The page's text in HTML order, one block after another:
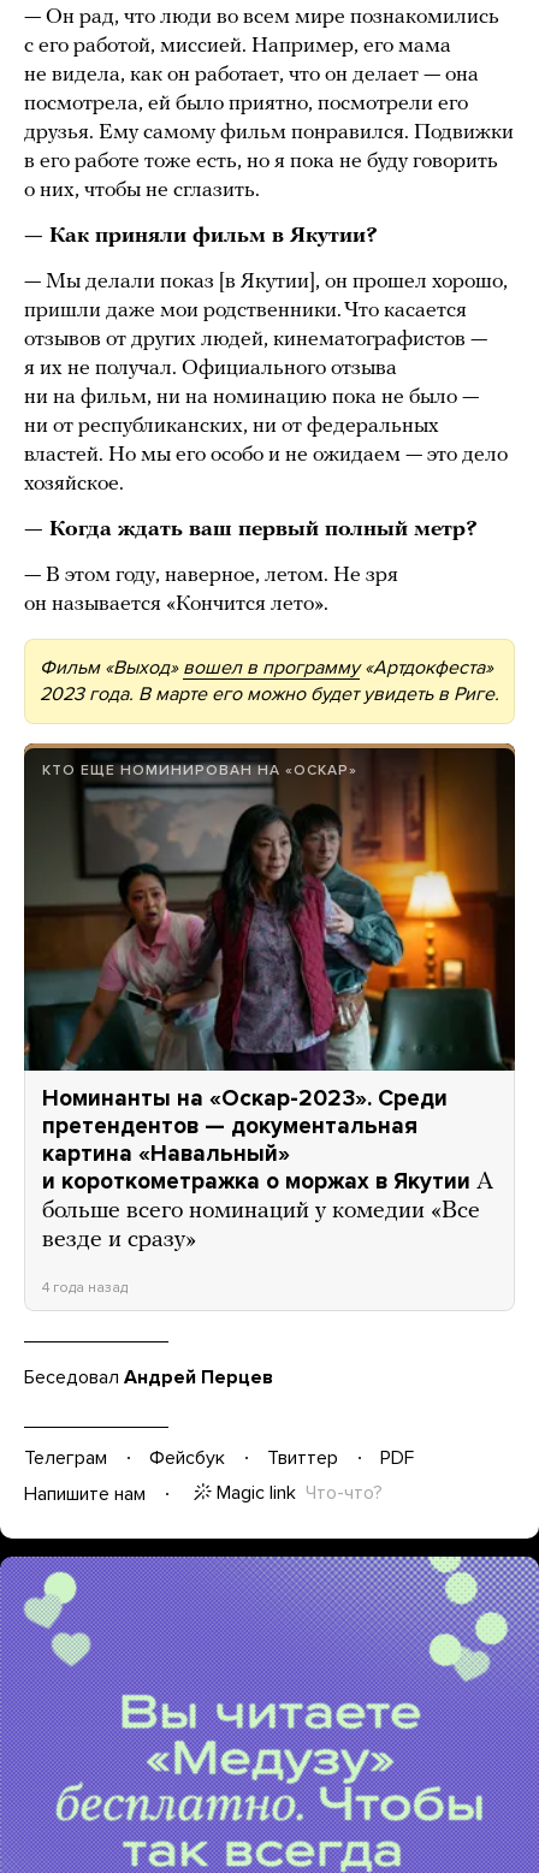
— Он рад, что люди во всем мире познакомились
с его работой, миссией. Например, его мама
не видела, как он работает, что он делает — она
посмотрела, ей было приятно, посмотрели его
друзья. Ему самому фильм понравился. Подвижки
в его работе тоже есть, но я пока не буду говорить
о них, чтобы не сглазить.
— Как приняли фильм в Якутии?
— Мы делали показ [в Якутии], он прошел хорошо,
пришли даже мои родственники. Что касается
отзывов от других людей, кинематографистов —
я их не получал. Официального отзыва
ни на фильм, ни на номинацию пока не было —
ни от республиканских, ни от федеральных
властей. Но мы его особо и не ожидаем — это дело
хозяйское.
— Когда ждать ваш первый полный метр?
— В этом году, наверное, летом. Не зря
он называется «Кончится лето».
Фильм «Выход» вошел в программу«Артдокфеста»
2023 года. В марте его можно будет увидеть в Риге.
КТО ЕЩЕ НОМИНИРОВАН НА «ОСКАР»
Номинанты на «Оскар-2023». Среди
претендентов — документальная
картина «Навальный»
и короткометражка о моржах в Якутии А
больше всего номинаций у комедии «Все
везде и сразу»
4 года назад
Беседовал Андрей Перцев
Телеграм Фейсбук Твиттер
PDF
Напишите нам
Magic link Что-что?